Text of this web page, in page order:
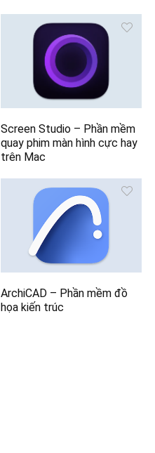
Screen Studio – Phần mềm
quay phim màn hình cực hay
trên Mac
ArchiCAD – Phần mềm đồ
họa kiến trúc